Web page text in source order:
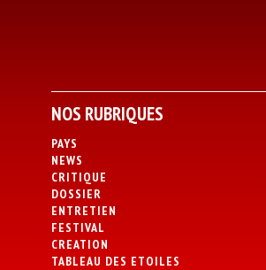
NOS RUBRIQUES
PAYS
NEWS
CRITIQUE
DOSSIER
ENTRETIEN
FESTIVAL
CREATION
TABLEAU DES ETOILES